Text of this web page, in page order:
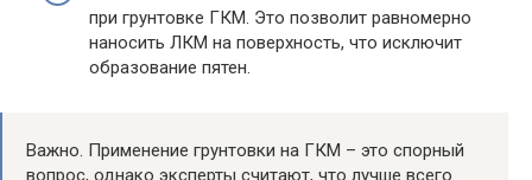
при грунтовке ГКМ. Это позволит равномерно
наносить ЛКМ на поверхность, что исключит
образование пятен.
Важно. Применение грунтовки на ГКМ – это спорный
вопрос, однако эксперты считают, что лучше всего